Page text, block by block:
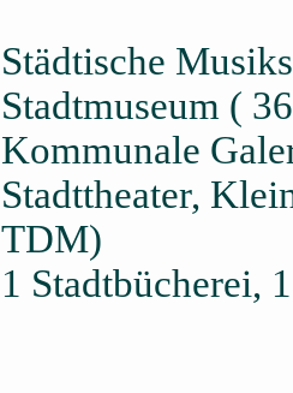
Städtische
Stadtmuseum (
Kommunale
Stadttheater,
TDM)
1 Stadtbücherei,